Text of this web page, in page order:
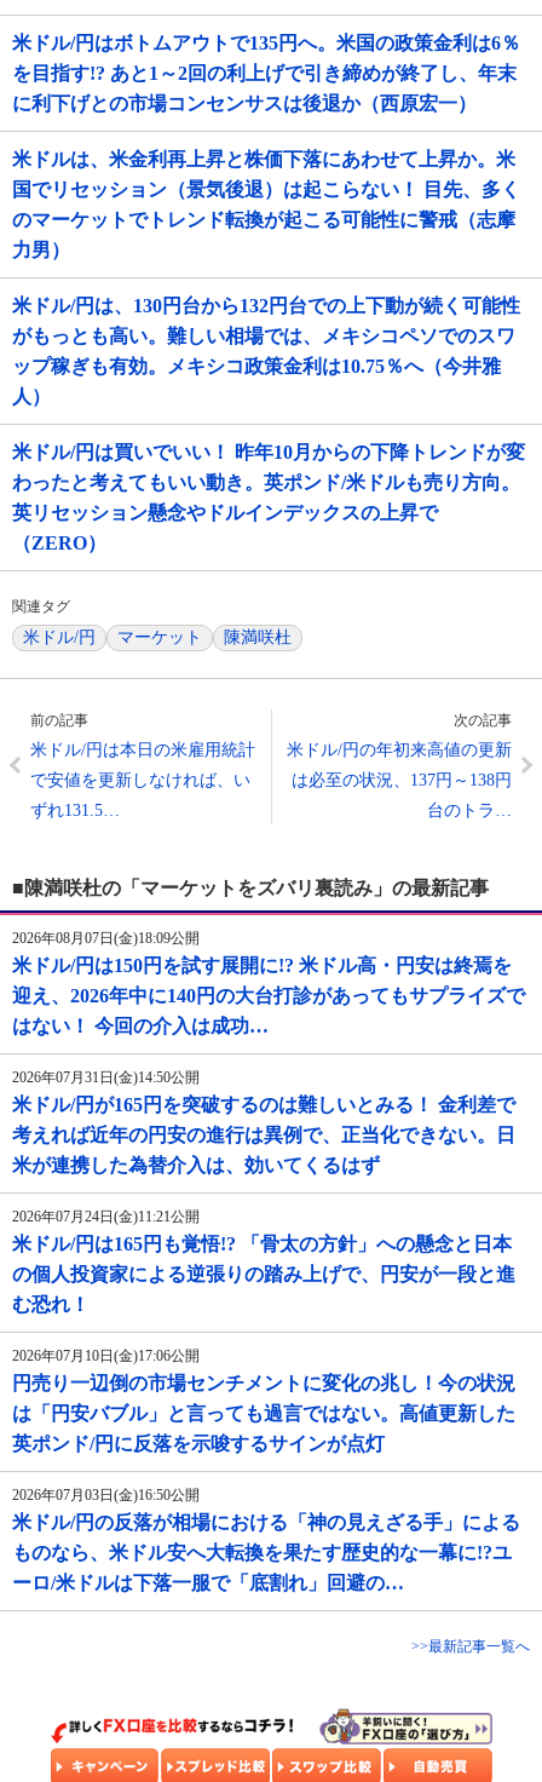
米ドル/円はボトムアウトで135円へ。米国の政策金利は6％
を目指す!? あと1～2回の利上げで引き締めが終了し、年末
に利下げとの市場コンセンサスは後退か（西原宏一）
米ドルは、米金利再上昇と株価下落にあわせて上昇か。米
国でリセッション（景気後退）は起こらない！ 目先、多く
のマーケットでトレンド転換が起こる可能性に警戒（志摩
力男）
米ドル/円は、130円台から132円台での上下動が続く可能性
がもっとも高い。難しい相場では、メキシコペソでのスワ
ップ稼ぎも有効。メキシコ政策金利は10.75％へ（今井雅
人）
米ドル/円は買いでいい！ 昨年10月からの下降トレンドが変
わったと考えてもいい動き。英ポンド/米ドルも売り方向。
英リセッション懸念やドルインデックスの上昇で
（ZERO）
関連タグ
米ドル/円 マーケット 陳満咲杜
前の記事
米ドル/円は本日の米雇用統計
で安値を更新しなければ、い
ずれ131.5…
次の記事
米ドル/円の年初来高値の更新
は必至の状況、137円～138円
台のトラ…
■陳満咲杜の「マーケットをズバリ裏読み」の最新記事
2026年08月07日(金)18:09公開
米ドル/円は150円を試す展開に!? 米ドル高・円安は終焉を
迎え、2026年中に140円の大台打診があってもサプライズで
はない！ 今回の介入は成功…
2026年07月31日(金)14:50公開
米ドル/円が165円を突破するのは難しいとみる！ 金利差で
考えれば近年の円安の進行は異例で、正当化できない。日
米が連携した為替介入は、効いてくるはず
2026年07月24日(金)11:21公開
米ドル/円は165円も覚悟!? 「骨太の方針」への懸念と日本
の個人投資家による逆張りの踏み上げで、円安が一段と進
む恐れ！
2026年07月10日(金)17:06公開
円売り一辺倒の市場センチメントに変化の兆し！今の状況
は「円安バブル」と言っても過言ではない。高値更新した
英ポンド/円に反落を示唆するサインが点灯
2026年07月03日(金)16:50公開
米ドル/円の反落が相場における「神の見えざる手」による
ものなら、米ドル安へ大転換を果たす歴史的な一幕に!?ユ
ーロ/米ドルは下落一服で「底割れ」回避の…
>>最新記事一覧へ